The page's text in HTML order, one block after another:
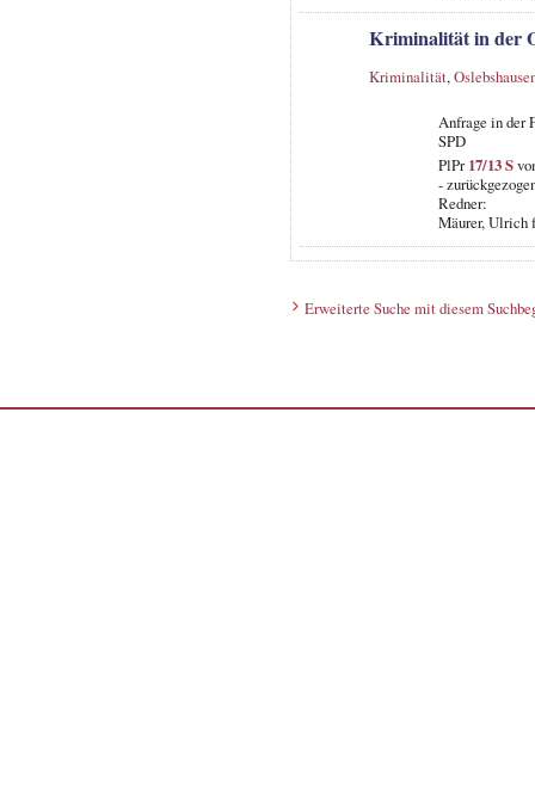
Kriminalität in der
Kriminalität,
Anfrage in der
SPD
PlPr17/13 S
-
Redner:
Mäurer, Ulrich
Erweiterte Suche mit diesem